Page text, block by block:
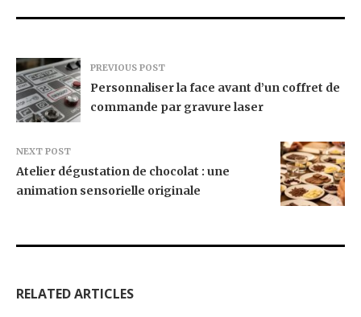
PREVIOUS POST
Personnaliser la face avant d’un coffret de
commande par gravure laser
NEXT POST
Atelier dégustation de chocolat : une
animation sensorielle originale
RELATED ARTICLES